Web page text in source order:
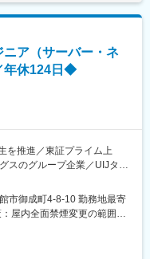
ェッショナルとしての基本
境です。
長級ポジションです。
の業務に携わっていただき
ビュー、構築手順レビュ
、標準化（テンプレートや
レゼンを通じた案件獲得
ニア（サーバー・ネ
年休124日◆
を推進／東証プライム上
スのグループ企業／UIJター
定され、顧客の顔が見えな
か。
けに、ITインフラおよび業
市御成町4-8-10 勤務地最寄
屋内全面禁煙変更の範囲：